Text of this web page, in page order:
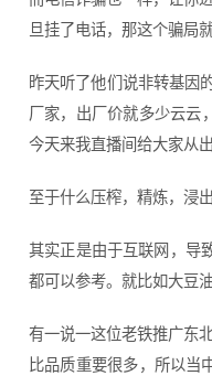
旦挂了电话，那这个骗局
昨天听了他们说非转基因
厂家，出厂价就多少云云
今天来我直播间给大家从
至于什么压榨，精炼，浸
其实正是由于互联网，导
都可以参考。就比如大豆
有一说一这位老铁推广东
比品质重要很多，所以当